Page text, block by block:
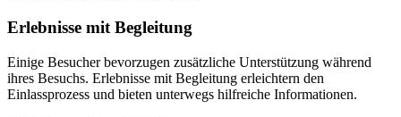
Erlebnisse mit Begleitung
Einige Besucher bevorzugen zusätzliche Unterstützung während
ihres Besuchs. Erlebnisse mit Begleitung erleichtern den
Einlassprozess und bieten unterwegs hilfreiche Informationen.